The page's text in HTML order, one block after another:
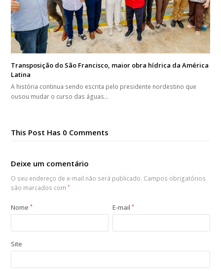
Transposição do São Francisco, maior obra hídrica da América
Latina
A história continua sendo escrita pelo presidente nordestino que
ousou mudar o curso das águas…
This Post Has 0 Comments
Deixe um comentário
O seu endereço de e-mail não será publicado. Campos obrigatórios
são marcados com*
Nome* E-mail*
Site